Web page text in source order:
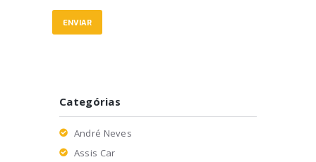
Categórias
André Neves
Assis Car